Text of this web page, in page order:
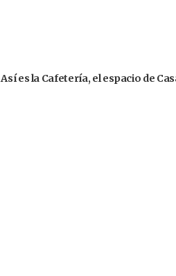
Así es la Cafetería, el espacio de